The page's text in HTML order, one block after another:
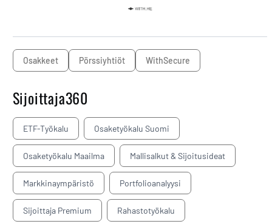
osakkeet pörssiyhtiöt WithSecure
Sijoittaja360
ETF-Työkalu Osaketyökalu Suomi
Osaketyökalu Maailma Mallisalkut & Sijoitusideat
Markkinaympäristö Portfolioanalyysi
Sijoittaja Premium Rahastotyökalu